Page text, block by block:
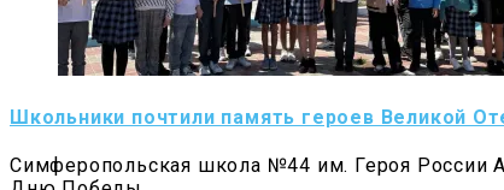
Школьники почтили память героев Великой
Симферопольская школа №44 им. Героя России